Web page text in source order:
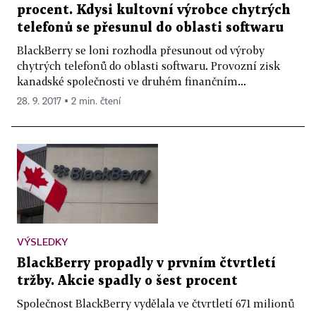
procent. Kdysi kultovní výrobce chytrých
telefonů se přesunul do oblasti softwaru
BlackBerry se loni rozhodla přesunout od výroby
chytrých telefonů do oblasti softwaru. Provozní zisk
kanadské společnosti ve druhém finančním...
28. 9. 2017 ▪ 2 min. čtení
VÝSLEDKY
BlackBerry propadly v prvním čtvrtletí
tržby. Akcie spadly o šest procent
Společnost BlackBerry vydělala ve čtvrtletí 671 milionů